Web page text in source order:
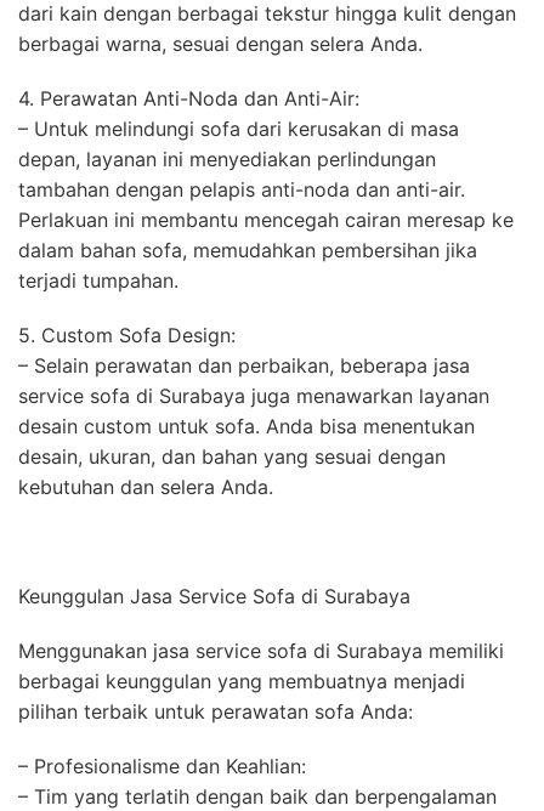
dari kain dengan berbagai tekstur hingga kulit dengan
berbagai warna, sesuai dengan selera Anda.
4. Perawatan Anti-Noda dan Anti-Air:
– Untuk melindungi sofa dari kerusakan di masa
depan, layanan ini menyediakan perlindungan
tambahan dengan pelapis anti-noda dan anti-air.
Perlakuan ini membantu mencegah cairan meresap ke
dalam bahan sofa, memudahkan pembersihan jika
terjadi tumpahan.
5. Custom Sofa Design:
– Selain perawatan dan perbaikan, beberapa jasa
service sofa di Surabaya juga menawarkan layanan
desain custom untuk sofa. Anda bisa menentukan
desain, ukuran, dan bahan yang sesuai dengan
kebutuhan dan selera Anda.
Keunggulan Jasa Service Sofa di Surabaya
Menggunakan jasa service sofa di Surabaya memiliki
berbagai keunggulan yang membuatnya menjadi
pilihan terbaik untuk perawatan sofa Anda:
– Profesionalisme dan Keahlian:
– Tim yang terlatih dengan baik dan berpengalaman